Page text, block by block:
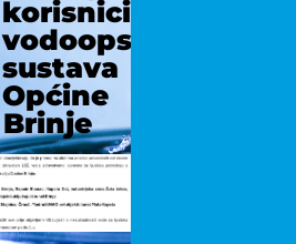
korisnicima
vodoopskrbnog
sustava
Općine
Brinje